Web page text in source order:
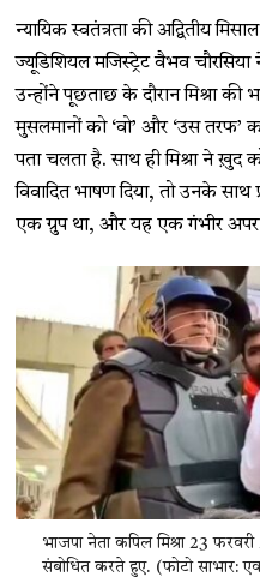
न्यायिक स्वतंत्रता की अद्वितीय
ज्यूडिशियल मजिस्ट्रेट वैभव चौरसिया
उन्होंने पूछताछ के दौरान मिश्रा की
मुसलमानों को ‘वो’ और ‘उस तरफ’
पता चलता है. साथ ही मिश्रा ने ख़ुद
विवादित भाषण दिया, तो उनके
एक ग्रुप था, और यह एक गंभीर
भाजपा नेता कपिल मिश्रा 23
संबोधित करते हुए. (फोटो साभार: